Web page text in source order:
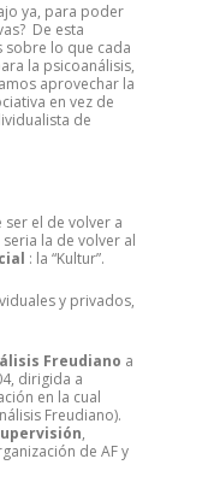
ya, para poder
De esta
sobre lo que cada
la psicoanálisis,
aprovechar la
en vez de
de
el de volver a
la de volver al
: la “Kultur”.
y privados,
Freudiano a
dirigida a
en la cual
Freudiano).
,
de AF y